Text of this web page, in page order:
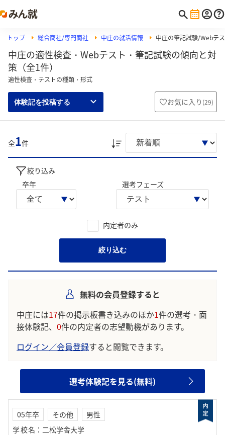
トップ 総合商社/専門商社 中庄の就活情報 中庄の筆記試験/Webテ
中庄の適性検査・Webテスト・筆記試験の傾向と対
策（全1件）
適性検査・テストの種類・形式
体験記を投稿する お気に入り (29)
全1件
絞り込み
卒年
選考フェーズ
内定者のみ
絞り込む
無料の会員登録すると
中庄には17件の掲示板書き込みのほか1件の選考・面
接体験記、 0件の内定者の志望動機があります。
ログイン／会員登録すると閲覧できます。
選考体験記を見る(無料)
05年卒 その他
男性
学校名 ： 二松学舎大学